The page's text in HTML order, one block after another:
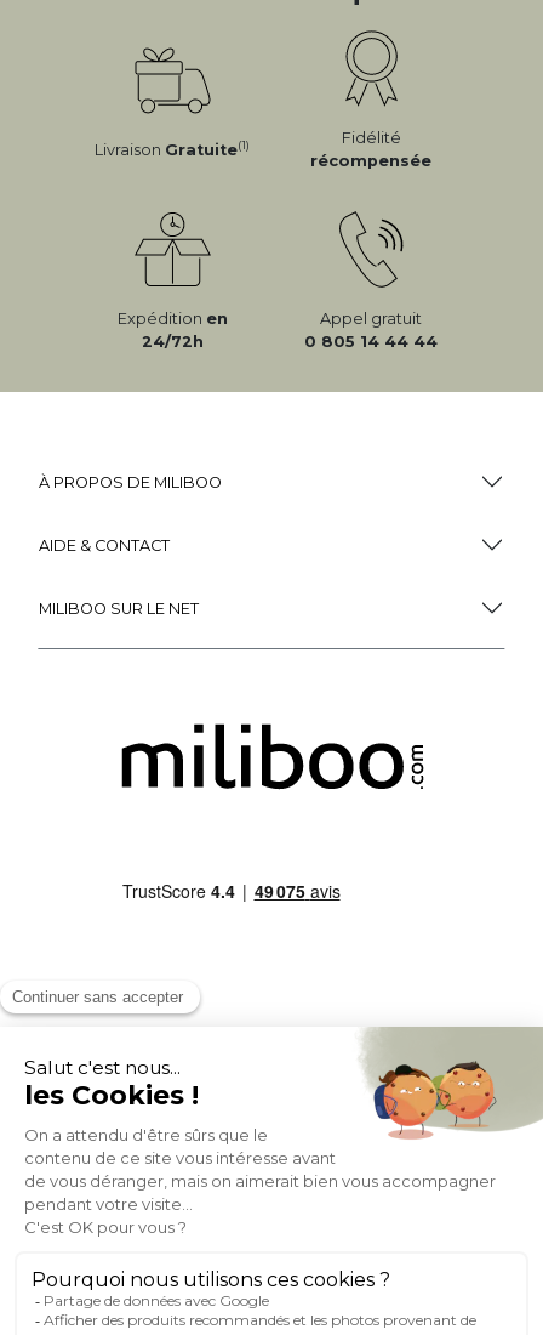
Livraison Gratuite(1)
Fidélité
récompensée
Expédition en
24/72h
Appel gratuit
0 805 14 44 44
À PROPOS DE MILIBOO
AIDE & CONTACT
MILIBOO SUR LE NET
MOYENS DE PAIEMENT